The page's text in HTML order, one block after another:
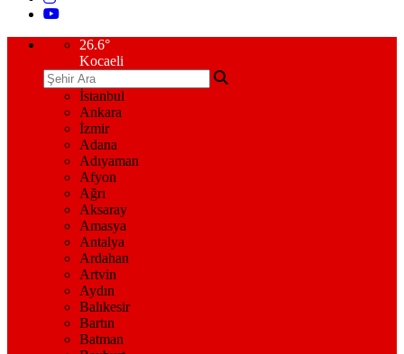
26.6°
Kocaeli
İstanbul
Ankara
İzmir
Adana
Adıyaman
Afyon
Ağrı
Aksaray
Amasya
Antalya
Ardahan
Artvin
Aydın
Balıkesir
Bartın
Batman